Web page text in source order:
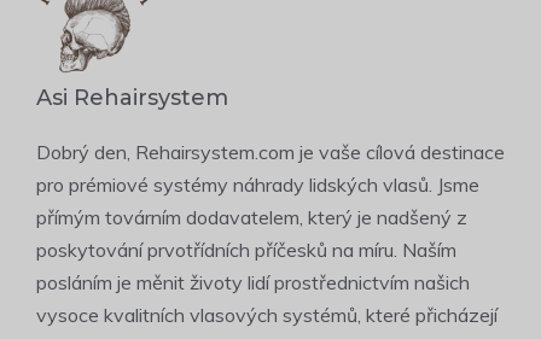
Asi Rehairsystem
Dobrý den, Rehairsystem.com je vaše cílová destinace
pro prémiové systémy náhrady lidských vlasů. Jsme
přímým továrním dodavatelem, který je nadšený z
poskytování prvotřídních příčesků na míru. Naším
posláním je měnit životy lidí prostřednictvím našich
vysoce kvalitních vlasových systémů, které přicházejí